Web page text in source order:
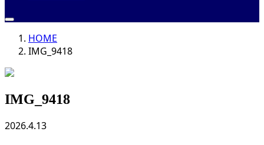
HOME
IMG_9418
IMG_9418
2026.4.13